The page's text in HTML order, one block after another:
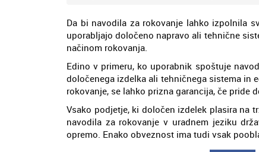
Da bi navodila za rokovanje lahko izpolnila
uporabljajo določeno napravo ali tehnične
načinom rokovanja.
Edino v primeru, ko uporabnik spoštuje
določenega izdelka ali tehničnega sistema in
rokovanje, se lahko prizna garancija, če pride
Vsako podjetje, ki določen izdelek plasira na
navodila za rokovanje v uradnem jeziku
opremo. Enako obveznost ima tudi vsak